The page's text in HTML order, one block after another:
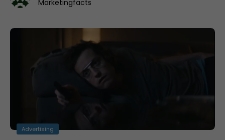
Marketingfacts
Advertising